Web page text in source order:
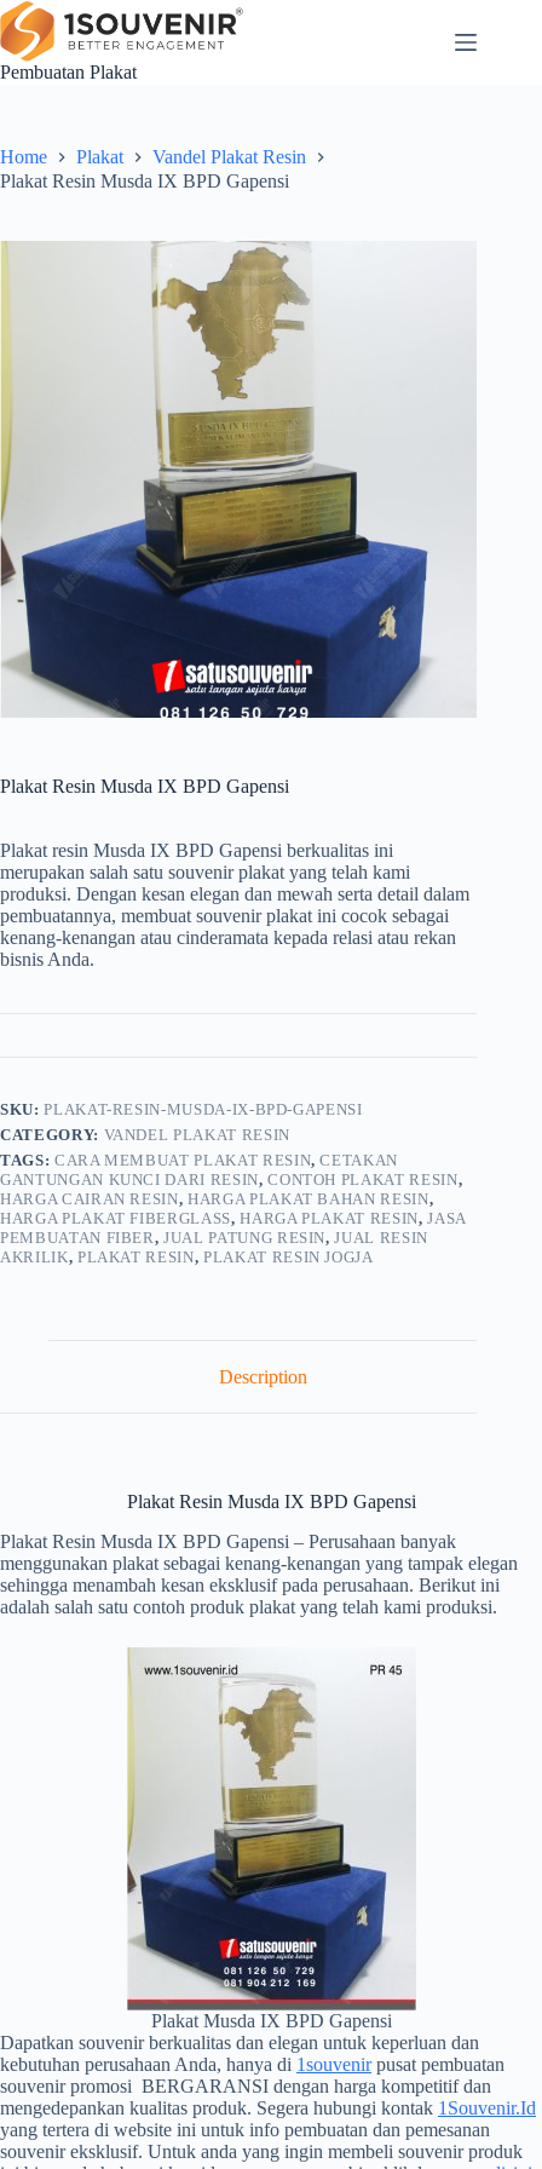
Skip
to
content
Pembuatan Plakat
Home Plakat
Vandel Plakat Resin
Plakat Resin Musda IX BPD Gapensi
Plakat Resin Musda IX BPD Gapensi
Plakat resin Musda IX BPD Gapensi berkualitas ini
merupakan salah satu souvenir plakat yang telah kami
produksi. Dengan kesan elegan dan mewah serta detail dalam
pembuatannya, membuat souvenir plakat ini cocok sebagai
kenang-kenangan atau cinderamata kepada relasi atau rekan
bisnis Anda.
SKU:PLAKAT-RESIN-MUSDA-IX-BPD-GAPENSI
CATEGORY: VANDEL PLAKAT RESIN
TAGS: CARA MEMBUAT PLAKAT RESIN,CETAKAN
GANTUNGAN KUNCI DARI RESIN,CONTOH PLAKAT RESIN,
HARGA CAIRAN RESIN,HARGA PLAKAT BAHAN RESIN,
HARGA PLAKAT FIBERGLASS,HARGA PLAKAT RESIN,JASA
PEMBUATAN FIBER,JUAL PATUNG RESIN,JUAL RESIN
AKRILIK, PLAKAT RESIN, PLAKAT RESIN JOGJA
Description
Plakat Resin Musda IX BPD Gapensi
Plakat Resin Musda IX BPD Gapensi – Perusahaan banyak
menggunakan plakat sebagai kenang-kenangan yang tampak elegan
sehingga menambah kesan eksklusif pada perusahaan. Berikut ini
adalah salah satu contoh produk plakat yang telah kami produksi.
Plakat Musda IX BPD Gapensi
Dapatkan souvenir berkualitas dan elegan untuk keperluan dan
kebutuhan perusahaan Anda, hanya di 1souvenirpusat pembuatan
souvenir promosi BERGARANSI dengan harga kompetitif dan
mengedepankan kualitas produk. Segera hubungi kontak 1Souvenir.Id
yang tertera di website ini untuk info pembuatan dan pemesanan
souvenir eksklusif. Untuk anda yang ingin membeli souvenir produk